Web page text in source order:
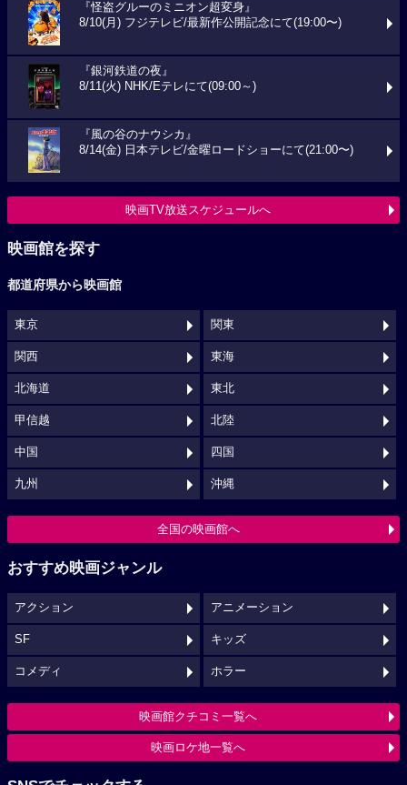
『怪盗グルーのミニオン超変身』
8/10(月) フジテレビ/最新作公開記念にて(19:00〜)
『銀河鉄道の夜』
8/11(火) NHK/Eテレにて(09:00～)
『風の谷のナウシカ』
8/14(金) 日本テレビ/金曜ロードショーにて(21:00〜)
映画TV放送スケジュールへ
映画館を探す
都道府県から映画館
東京 関東
関西 東海
北海道 東北
甲信越 北陸
中国 四国
九州 沖縄
全国の映画館へ
おすすめ映画ジャンル
アクション アニメーション
SF キッズ
コメディ ホラー
映画館クチコミ一覧へ
映画ロケ地一覧へ